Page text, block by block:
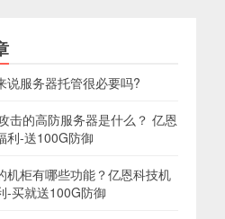
说服务器托管很必要吗?
击的高防服务器是什么？ 亿恩
利-送100G防御
机柜有哪些功能？亿恩科技机
-买就送100G防御